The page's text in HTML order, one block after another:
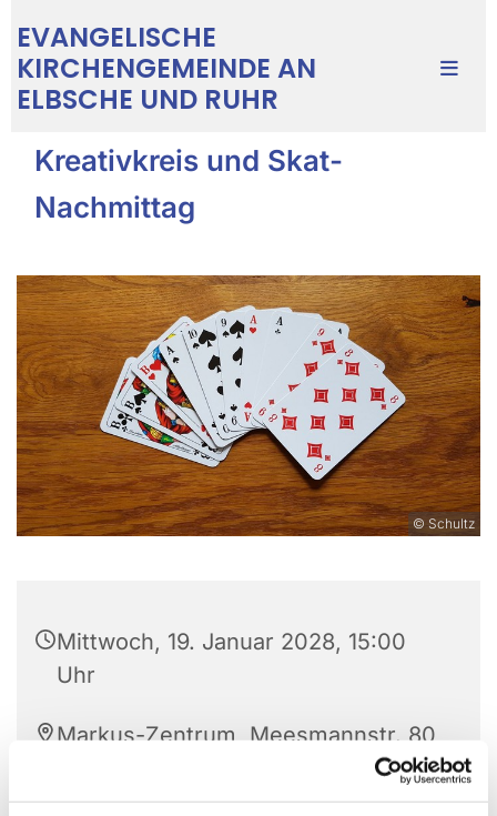
EVANGELISCHE
KIRCHENGEMEINDE AN
ELBSCHE UND RUHR
Kreativkreis und Skat-
Nachmittag
© Schultz
Mittwoch, 19. Januar 2028, 15:00
Uhr
Markus-Zentrum, Meesmannstr. 80,